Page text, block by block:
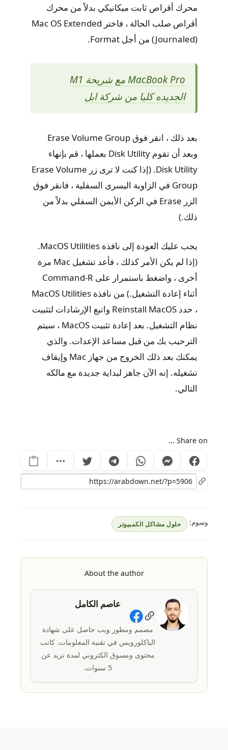
محرك أقراص ثابت ميكانيكي بدلاً من محرك
أقراص صلب الحالة ، فاختر Mac OS Extended
(Journaled) من أجل Format.
MacBook Pro مع شريحة M1
الجديده كليا من شركة ابل
بعد ذلك ، انقر فوق Erase Volume Group
وبعد أن تقوم Disk Utility بعملها ، قم بإنهاء
Disk Utility. (إذا كنت لا ترى زر Erase Volume
Group في الزاوية اليسرى السفلية ، فانقر فوق
الزر Erase في الركن الأيمن السفلي بدلاً من
ذلك.)
يجب عليك العودة إلى نافذة MacOS Utilities.
(إذا لم يكن الأمر كذلك ، فأعد تشغيل Mac مرة
أخرى ، واضغط باستمرار على Command-R
أثناء إعادة التشغيل.) من نافذة MacOS Utilities
، حدد Reinstall MacOS واتبع الإرشادات لتثبيت
نظام التشغيل. بعد إعادة تثبيت MacOS ، سيتم
الترحيب بك من قبل مساعد الإعدات. والذي
يمكنك بعد ذلك الخروج من جهاز Mac وإيقاف
تشغيله. إنه الآن جاهز لبداية جديدة مع مالكه
التالي.
Share on ...
وسوم: حلول مشاكل الكمبيوتر
About the author
عاصم الكامل
Social Links
مصمم ومطور ويب حاصل على شهادة
الباكلورويس في تقنية المعلومات. كاتب
محتوى ومسوق الكتروني لمدة تزيد عن
5 سنوات.